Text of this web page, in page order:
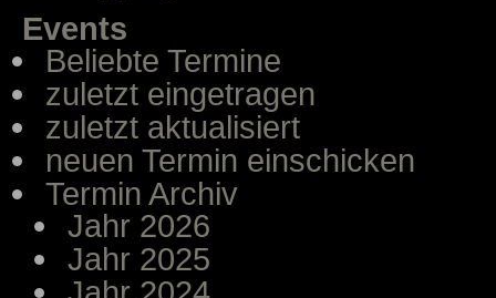
Events
Beliebte Termine
zuletzt eingetragen
zuletzt aktualisiert
neuen Termin einschicken
Termin Archiv
Jahr 2026
Jahr 2025